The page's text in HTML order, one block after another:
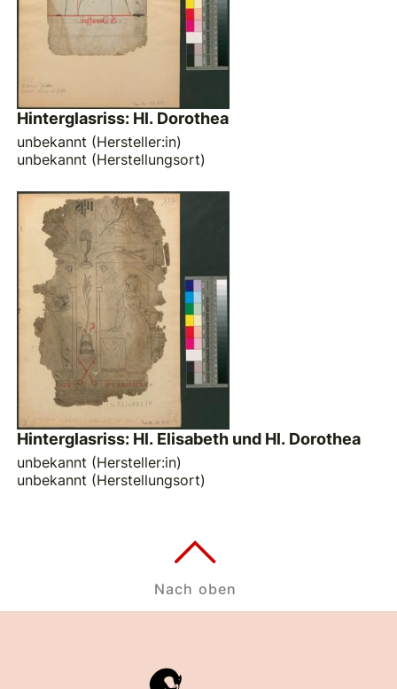
Hinterglasriss: Hl. Dorothea
unbekannt (Hersteller:in)
unbekannt (Herstellungsort)
Hinterglasriss: Hl. Elisabeth und Hl. Dorothea
unbekannt (Hersteller:in)
unbekannt (Herstellungsort)
Nach oben